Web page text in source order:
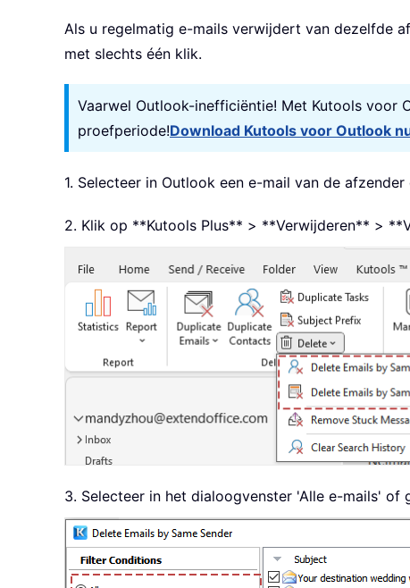
Als u regelmatig e-mails verwijdert van dezelfde
met slechts één klik.
Vaarwel Outlook-inefficiëntie! Met Kutools voor
proefperiode!Download Kutools voor Outlook
1. Selecteer in Outlook een e-mail van de
2. Klik op **Kutools Plus** > **Verwijderen** >
3. Selecteer in het dialoogvenster 'Alle e-mails'